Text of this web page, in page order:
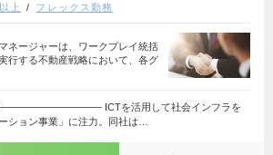
上 フレックス勤務
ネージャーは、ワークプレイ統括
行する不動産戦略において、各グ
────────────── ICTを活用して社会インフラを
ション事業」に注力。同社は…